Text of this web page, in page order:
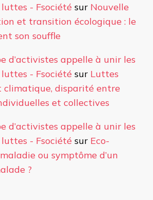
- Fsociété sur Nouvelle
et transition écologique : le
son souffle
d’activistes appelle à unir les
- Fsociété sur Luttes
climatique, disparité entre
et collectives
d’activistes appelle à unir les
- Fsociété sur Eco-
ou symptôme d’un
?